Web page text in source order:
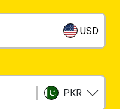
USD
PKR